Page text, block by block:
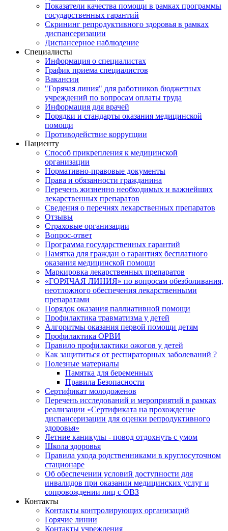
Показатели качества помощи в рамках программы
государственных гарантий
Скрининг репродуктивного здоровья в рамках
диспансеризации
Диспансерное наблюдение
Специалисты
Информация о специалистах
График приема специалистов
Вакансии
"Горячая линия" для работников бюджетных
учреждений по вопросам оплаты труда
Информация для врачей
Порядки и стандарты оказания медицинской
помощи
Противодействие коррупции
Пациенту
Способ прикрепления к медицинской
организации
Нормативно-правовые документы
Права и обязанности гражданина
Перечень жизненно необходимых и важнейших
лекарственных препаратов
Сведения о перечнях лекарственных препаратов
Отзывы
Страховые организации
Вопрос-ответ
Программа государственных гарантий
Памятка для граждан о гарантиях бесплатного
оказания медицинской помощи
Маркировка лекарственных препаратов
«ГОРЯЧАЯ ЛИНИЯ» по вопросам обезболивания,
неотложного обеспечения лекарственными
препаратами
Порядок оказания паллиативной помощи
Профилактика травматизма у детей
Алгоритмы оказания первой помощи детям
Профилактика ОРВИ
Правило профилактики ожогов у детей
Как защититься от респираторных заболеваний ?
Полезные материалы
Памятка для беременных
Правила Безопасности
Сертификат молодоженов
Перечень исследований и мероприятий в рамках
реализации «Сертификата на прохождение
диспансеризации для оценки репродуктивного
здоровья»
Летние каникулы - повод отдохнуть с умом
Школа здоровья
Правила ухода родственниками в круглосуточном
стационаре
Об обеспечении условий доступности для
инвалидов при оказании медицинских услуг и
сопровождении лиц с ОВЗ
Контакты
Контакты контролирующих организаций
Горячие линии
Контакты учреждения